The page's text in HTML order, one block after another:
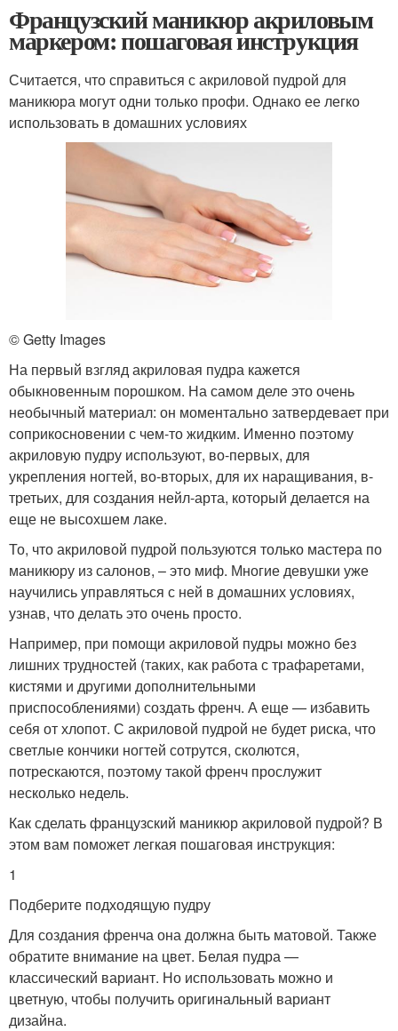
Французский маникюр акриловым
маркером: пошаговая инструкция
Считается, что справиться с акриловой пудрой для
маникюра могут одни только профи. Однако ее легко
использовать в домашних условиях
© Getty Images
На первый взгляд акриловая пудра кажется
обыкновенным порошком. На самом деле это очень
необычный материал: он моментально затвердевает при
соприкосновении с чем-то жидким. Именно поэтому
акриловую пудру используют, во-первых, для
укрепления ногтей, во-вторых, для их наращивания, в-
третьих, для создания нейл-арта, который делается на
еще не высохшем лаке.
То, что акриловой пудрой пользуются только мастера по
маникюру из салонов, – это миф. Многие девушки уже
научились управляться с ней в домашних условиях,
узнав, что делать это очень просто.
Например, при помощи акриловой пудры можно без
лишних трудностей (таких, как работа с трафаретами,
кистями и другими дополнительными
приспособлениями) создать френч. А еще — избавить
себя от хлопот. С акриловой пудрой не будет риска, что
светлые кончики ногтей сотрутся, сколются,
потрескаются, поэтому такой френч прослужит
несколько недель.
Как сделать французский маникюр акриловой пудрой? В
этом вам поможет легкая пошаговая инструкция:
1
Подберите подходящую пудру
Для создания френча она должна быть матовой. Также
обратите внимание на цвет. Белая пудра —
классический вариант. Но использовать можно и
цветную, чтобы получить оригинальный вариант
дизайна.